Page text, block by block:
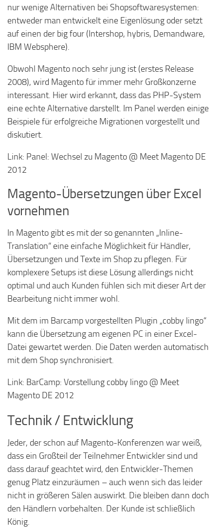
nur wenige Alternativen bei Shopsoftwaresystemen:
entweder man entwickelt eine Eigenlösung oder setzt
auf einen der big four (Intershop, hybris, Demandware,
IBM Websphere).
Obwohl Magento noch sehr jung ist (erstes Release
2008), wird Magento für immer mehr Großkonzerne
interessant. Hier wird erkannt, dass das PHP-System
eine echte Alternative darstellt. Im Panel werden einige
Beispiele für erfolgreiche Migrationen vorgestellt und
diskutiert.
Link: Panel: Wechsel zu Magento @ Meet Magento DE
2012
Magento-Übersetzungen über Excel
vornehmen
In Magento gibt es mit der so genannten „Inline-
Translation“ eine einfache Möglichkeit für Händler,
Übersetzungen und Texte im Shop zu pflegen. Für
komplexere Setups ist diese Lösung allerdings nicht
optimal und auch Kunden fühlen sich mit dieser Art der
Bearbeitung nicht immer wohl.
Mit dem im Barcamp vorgestellten Plugin „cobby lingo“
kann die Übersetzung am eigenen PC in einer Excel-
Datei gewartet werden. Die Daten werden automatisch
mit dem Shop synchronisiert.
Link: BarCamp: Vorstellung cobby lingo @ Meet
Magento DE 2012
Technik / Entwicklung
Jeder, der schon auf Magento-Konferenzen war weiß,
dass ein Großteil der Teilnehmer Entwickler sind und
dass darauf geachtet wird, den Entwickler-Themen
genug Platz einzuräumen – auch wenn sich das leider
nicht in größeren Sälen auswirkt. Die bleiben dann doch
den Händlern vorbehalten. Der Kunde ist schließlich
König.